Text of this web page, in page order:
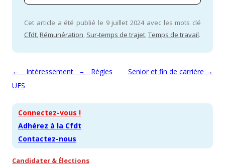
Cet article a été publié le 9 juillet 2024 avec les mots clé
Cfdt,Rémunération, Sur-temps de trajet,Temps de travail.
Navigation des articles
←
Intéressement – Règles
UES
Senior et fin de carrière →
Connectez-vous !
Adhérez à la Cfdt
Contactez-nous
Candidater & Élections